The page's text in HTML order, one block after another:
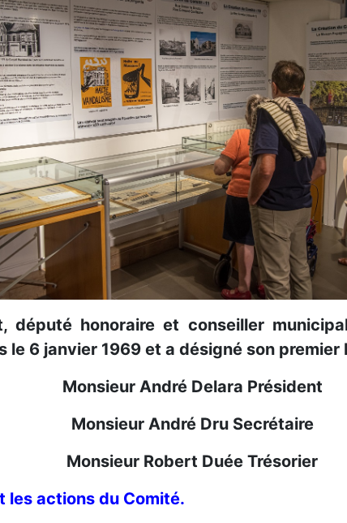
député honoraire et conseiller
6 janvier 1969 et a désigné son premier
Monsieur André Delara Président
Monsieur André Dru Secrétaire
Monsieur Robert Duée Trésorier
les actions du Comité.